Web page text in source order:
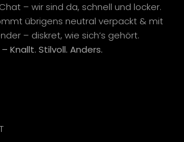
– wir sind da, schnell und locker.
übrigens neutral verpackt & mit
– diskret, wie sich’s gehört.
Knallt. Stilvoll. Anders.